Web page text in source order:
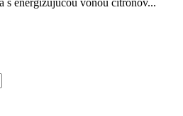
s energizujúcou vôňou citrónov...